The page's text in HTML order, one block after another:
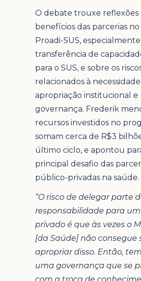
O debate trouxe reflexões
benefícios das parcerias
Proadi-SUS,
transferência de
para o SUS, e sobre os
relacionados à
apropriação institucional e
governança. Frederik
recursos investidos no
somam cerca de R$3
último ciclo, e apontou
principal desafio das
público-privadas na saúde.
“O risco de delegar parte
responsabilidade para
privado é que às vezes o
[da Saúde] não consegue
apropriar disso. Então,
uma governança que se